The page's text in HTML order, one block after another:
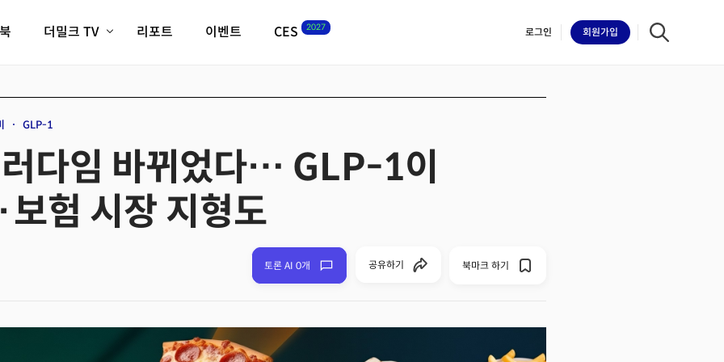
더밀크 TV
크리스의 뉴욕 시그널
더밀크 아카데미
더웨이브/트렌드쇼
리포트 이벤트 CES 2027
필드 가이드
CES2027 with TheMiilk
로그인 회원가입
GLP-1
다임 바뀌었다… GLP-1이
험 시장 지형도
토론 AI 0개 공유하기 북마크 하기